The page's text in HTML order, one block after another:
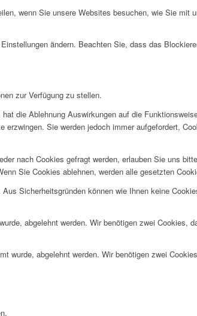
wenn Sie unsere Websites besuchen, wie Sie mit
ändern. Beachten Sie, dass das
zur Verfügung zu stellen.
die Ablehnung Auswirkungen auf die
Sie werden jedoch immer aufgefordert,
nach Cookies gefragt werden, erlauben Sie uns
Sie Cookies ablehnen, werden alle gesetzten
Sicherheitsgründen können wie Ihnen keine
abgelehnt werden. Wir benötigen zwei Cookies,
abgelehnt werden. Wir benötigen zwei